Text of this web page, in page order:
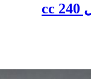
ظرف ماکروویوی مستطیل 240 cc